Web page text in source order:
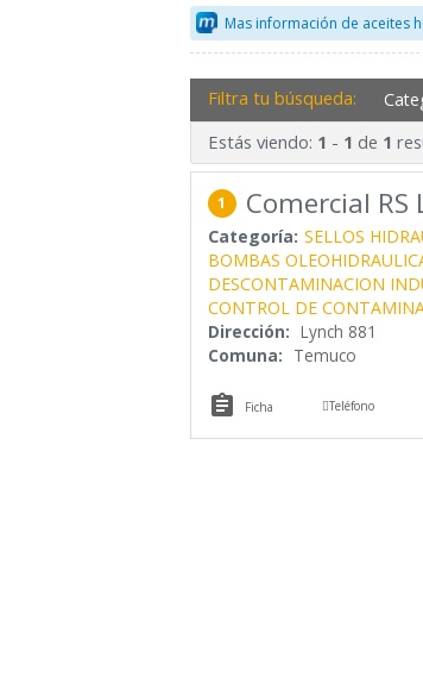
Mas información de aceites
Filtra tu búsqueda:
Estás viendo: 1 - 1 de 1
1 Comercial RS
Categoría: SELLOS
BOMBAS
DESCONTAMINACION
CONTROL DE
Dirección: Lynch 881
Comuna: Temuco
 Ficha Teléfono